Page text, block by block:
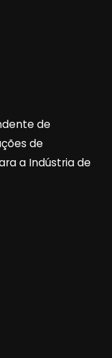
de
de
a Indústria de